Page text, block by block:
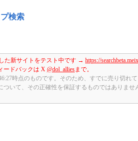
検索
た新サイトをテスト中です → https://
ードバックは X @dol_alliesまで。
時点のものです。そのため、すでに売り切れ
いて、その正確性を保証するものではありませ